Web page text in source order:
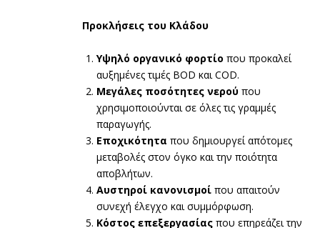
Προκλήσεις του Κλάδου
Υψηλό οργανικό φορτίο που προκαλεί
αυξημένες τιμές BOD και COD.
Μεγάλες ποσότητες νερού που
χρησιμοποιούνται σε όλες τις γραμμές
παραγωγής.
Εποχικότητα που δημιουργεί απότομες
μεταβολές στον όγκο και την ποιότητα
αποβλήτων.
Αυστηροί κανονισμοί που απαιτούν
συνεχή έλεγχο και συμμόρφωση.
Κόστος επεξεργασίας που επηρεάζει την